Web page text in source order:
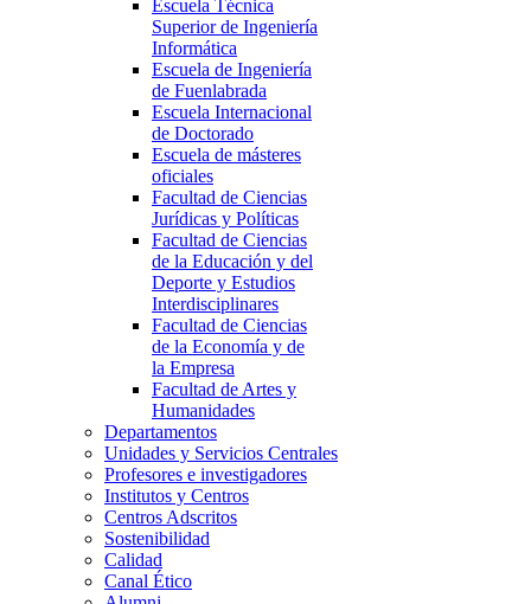
Escuela Técnica
Superior de Ingeniería
Informática
Escuela de Ingeniería
de Fuenlabrada
Escuela Internacional
de Doctorado
Escuela de másteres
oficiales
Facultad de Ciencias
Jurídicas y Políticas
Facultad de Ciencias
de la Educación y del
Deporte y Estudios
Interdisciplinares
Facultad de Ciencias
de la Economía y de
la Empresa
Facultad de Artes y
Humanidades
Departamentos
Unidades y Servicios Centrales
Profesores e investigadores
Institutos y Centros
Centros Adscritos
Sostenibilidad
Calidad
Canal Ético